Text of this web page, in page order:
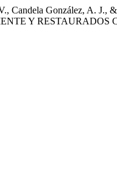
Candela González, A.
Y RESTAURADOS